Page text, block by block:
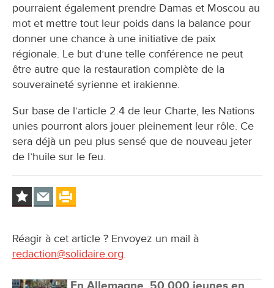
pourraient également prendre Damas et Moscou au
mot et mettre tout leur poids dans la balance pour
donner une chance à une initiative de paix
régionale. Le but d’une telle conférence ne peut
être autre que la restauration complète de la
souveraineté syrienne et irakienne.
Sur base de l’article 2.4 de leur Charte, les Nations
unies pourront alors jouer pleinement leur rôle. Ce
sera déjà un peu plus sensé que de nouveau jeter
de l’huile sur le feu.
Réagir à cet article ? Envoyez un mail à
redaction@solidaire.org.